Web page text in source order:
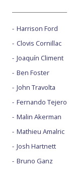
Harrison Ford
Clovis Cornillac
Joaquín Climent
Ben Foster
John Travolta
Fernando Tejero
Malin Akerman
Mathieu Amalric
Josh Hartnett
Bruno Ganz